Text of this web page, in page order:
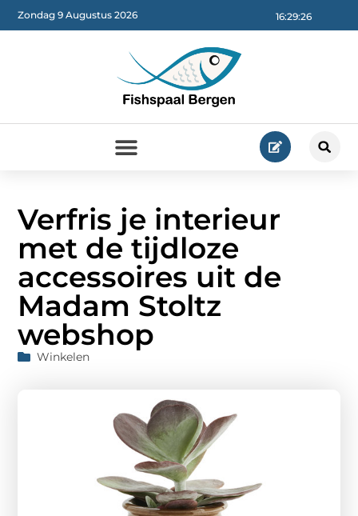
16:29:28
Zondag 9 Augustus 2026
Verfris je interieur
met de tijdloze
accessoires uit de
Madam Stoltz
webshop
Winkelen